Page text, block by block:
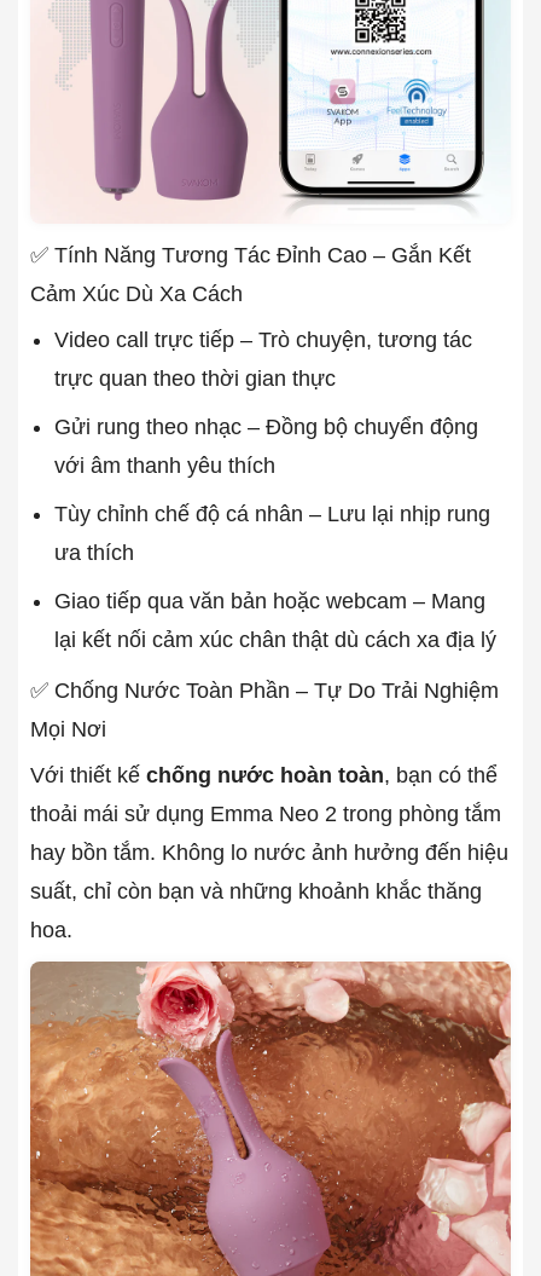
✅ Tính Năng Tương Tác Đỉnh Cao – Gắn Kết
Cảm Xúc Dù Xa Cách
Video call trực tiếp – Trò chuyện, tương tác
trực quan theo thời gian thực
Gửi rung theo nhạc – Đồng bộ chuyển động
với âm thanh yêu thích
Tùy chỉnh chế độ cá nhân – Lưu lại nhịp rung
ưa thích
Giao tiếp qua văn bản hoặc webcam – Mang
lại kết nối cảm xúc chân thật dù cách xa địa lý
✅ Chống Nước Toàn Phần – Tự Do Trải Nghiệm
Mọi Nơi
Với thiết kế chống nước hoàn toàn, bạn có thể
thoải mái sử dụng Emma Neo 2 trong phòng tắm
hay bồn tắm. Không lo nước ảnh hưởng đến hiệu
suất, chỉ còn bạn và những khoảnh khắc thăng
hoa.